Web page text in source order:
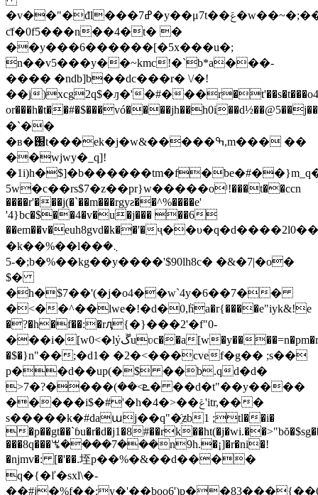
�v��"�đl���7ߝ�y��μ7t��ݝ�w��~�;��{�}
ƈf�0f5���n��4�t� �
��y���6������[�5x���u�;
n��v5���y��~kmc!�`b*a���-
���� �ndb]b��dc���r� \/�!
��j)xcg2q$�ԓ�'�#�
�`��
�в�֐t���ek�j�w&�����ߒ,m��� ��
��wjwy�_q]!
5w�c��rs$7�z��pr}ԝ�����oˡ!���t��ccn
����r'���j(�`��m���rgyƨ��^%����e'
'4}bc�$��4�v�u�j��� ��6
��em��v�euh8gvd�k��'�
�k��%��l��܆�
-5�;b�%��kg��y����'$90lh8c� �&�7|�o�
$�
�h�$7��'(�j�o4��w`4y�6��7��
�<��^��lwe�!�d�0,ٞha�r{����e"iyk&!e
�?�h�f��:�rԯ{�}���2'�f"0-
���i�[w0<�l݁yڱuʋc��a[w�y����=n�pm�r
�$�}n"��;�d1� �2�<���cvef�g�� ;s��
p��d��up(�$ ��b.qd�d�
>ܧ>��)����?�7� ��d�t"��y����
�����i$�#'�h�4�>��ݝ'itr,���
s�����k�#daաj��q"�҈zb1 ;tl��i�

���8q���ꖚ����7���n9h.�¡]�r�ni�!
�njmv�: [�'��.垤p��%�&��d����
q�{�ľ�sxl\�-